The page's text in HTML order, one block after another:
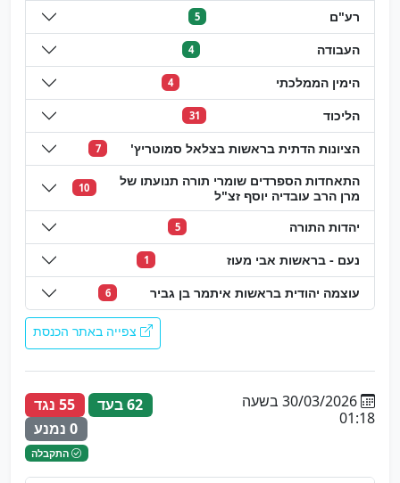
רע"ם 5
העבודה 4
הימין הממלכתי 4
הליכוד 31
הציונות הדתית בראשות בצלאל סמוטריץ' 7
התאחדות הספרדים שומרי תורה תנועתו של
מרן הרב עובדיה יוסף זצ"ל
10
יהדות התורה 5
נעם - בראשות אבי מעוז 1
עוצמה יהודית בראשות איתמר בן גביר 6
צפייה באתר הכנסת
30/03/2026 בשעה
01:18
62 בעד
55 נגד
0 נמנע
התקבלה